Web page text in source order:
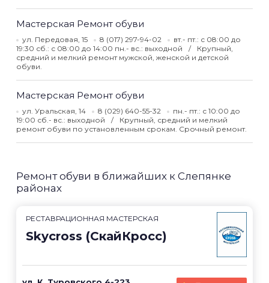
Мастерская Ремонт обуви
ул. Передовая, 15 8 (017) 297-94-02
вт.- пт.: с 08:00 до
19:30 сб.: с 08:00 до 14:00 пн.- вс.: выходной
Крупный,
средний и мелкий ремонт мужской, женской и детской
обуви.
Мастерская Ремонт обуви
ул. Уральская, 14 8 (029) 640-55-32
пн.- пт.: с 10:00 до
19:00 сб.- вс.: выходной
Крупный, средний и мелкий
ремонт обуви по установленным срокам. Срочный ремонт.
Ремонт обуви в ближайших к Слепянке
районах
РЕСТАВРАЦИОННАЯ МАСТЕРСКАЯ
Skycross (СкайКросс)